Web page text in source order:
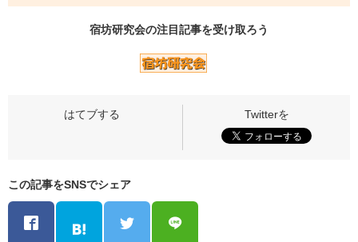
宿坊研究会の注目記事を受け取ろう
この記事をSNSでシェア